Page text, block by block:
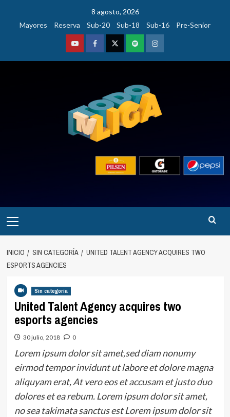
contenido
8 agosto, 2026
Mayores
Reserva Sub-20 Sub-18 Sub-16 Pre-Senior
YoutubeFacebookTwitterPodcastInstagram
principal
INICIO SIN CATEGORÍA
UNITED TALENT AGENCY ACQUIRES TWO
ESPORTS AGENCIES
Sin categoría
United Talent Agency acquires two
esports agencies
30 julio, 2018 0
Lorem ipsum dolor sit amet,sed diam nonumy
eirmod tempor invidunt ut labore et dolore magna
aliquyam erat, At vero eos et accusam et justo duo
dolores et ea rebum. Lorem ipsum dolor sit amet,
no sea takimata sanctus est Lorem ipsum dolor sit